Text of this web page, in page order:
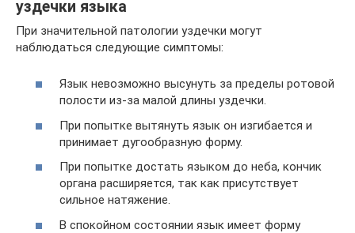
уздечки языка
При значительной патологии уздечки могут
наблюдаться следующие симптомы:
Язык невозможно высунуть за пределы ротовой
полости из-за малой длины уздечки.
При попытке вытянуть язык он изгибается и
принимает дугообразную форму.
При попытке достать языком до неба, кончик
органа расширяется, так как присутствует
сильное натяжение.
В спокойном состоянии язык имеет форму